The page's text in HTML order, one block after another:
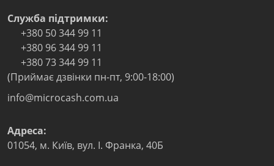
Служба підтримки:
+380 50 344 99 11
+380 96 344 99 11
+380 73 344 99 11
(Приймає дзвінки пн-пт, 9:00-18:00)
info@microcash.com.ua
Адреса:
01054, м. Київ, вул. І. Франка, 40Б